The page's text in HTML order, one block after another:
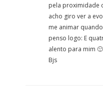
pela proximidade
acho giro ver a
me animar
penso logo: E
alento para mim 🙂
Bjs